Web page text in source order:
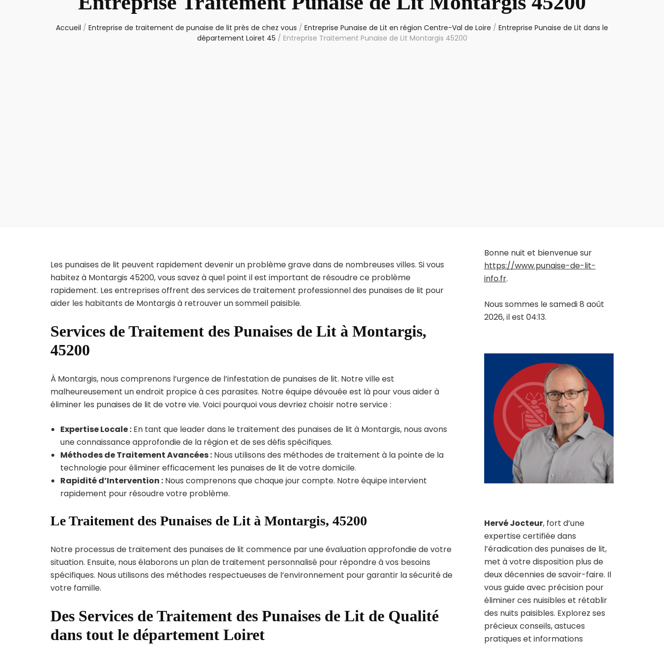
Accueil / Entreprise de traitement de punaise de lit près de chez vous / Entreprise Punaise de Lit en région Centre-Val de Loire / Entreprise Punaise de Lit dans le
département Loiret 45 / Entreprise Traitement Punaise de Lit Montargis 45200
Les punaises de lit peuvent rapidement devenir un problème grave dans de nombreuses villes. Si vous
habitez à Montargis 45200, vous savez à quel point il est important de résoudre ce problème
rapidement. Les entreprises offrent des services de traitement professionnel des punaises de lit pour
aider les habitants de Montargis à retrouver un sommeil paisible.
Services de Traitement des Punaises de Lit à Montargis,
45200
À Montargis, nous comprenons l’urgence de l’infestation de punaises de lit. Notre ville est
malheureusement un endroit propice à ces parasites. Notre équipe dévouée est là pour vous aider à
éliminer les punaises de lit de votre vie. Voici pourquoi vous devriez choisir notre service :
Expertise Locale : En tant que leader dans le traitement des punaises de lit à Montargis, nous avons
une connaissance approfondie de la région et de ses défis spécifiques.
Méthodes de Traitement Avancées : Nous utilisons des méthodes de traitement à la pointe de la
technologie pour éliminer efficacement les punaises de lit de votre domicile.
Rapidité d’Intervention : Nous comprenons que chaque jour compte. Notre équipe intervient
rapidement pour résoudre votre problème.
Le Traitement des Punaises de Lit à Montargis, 45200
Notre processus de traitement des punaises de lit commence par une évaluation approfondie de votre
situation. Ensuite, nous élaborons un plan de traitement personnalisé pour répondre à vos besoins
spécifiques. Nous utilisons des méthodes respectueuses de l’environnement pour garantir la sécurité de
votre famille.
Des Services de Traitement des Punaises de Lit de Qualité
dans tout le département Loiret
Bonne nuit et bienvenue sur
https://www.punaise-de-lit-
info.fr.
Nous sommes le samedi 8 août
2026, il est 04:13.
Hervé Jocteur, fort d’une
expertise certifiée dans
l’éradication des punaises de lit,
met à votre disposition plus de
deux décennies de savoir-faire. Il
vous guide avec précision pour
éliminer ces nuisibles et rétablir
des nuits paisibles. Explorez ses
précieux conseils, astuces
pratiques et informations